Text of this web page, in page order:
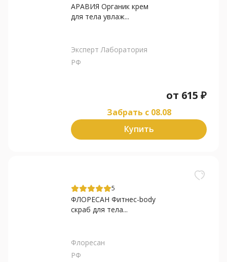
АРАВИЯ Органик крем
для тела увлаж...
Эксперт Лаборатория
РФ
от 615 ₽
Забрать c 08.08
Купить
5
ФЛОРЕСАН Фитнес-body
скраб для тела...
Флоресан
РФ